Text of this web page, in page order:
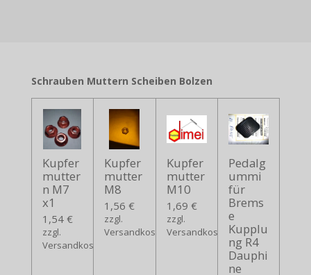
Schrauben Muttern Scheiben Bolzen
Kupfer
mutter
n M7
x1
1,54 €
zzgl.
Versandkosten
Kupfer
mutter
M8
1,56 €
zzgl.
Versandkosten
Kupfer
mutter
M10
1,69 €
zzgl.
Versandkosten
Pedalg
ummi
für
Brems
e
Kupplu
ng R4
Dauphi
ne